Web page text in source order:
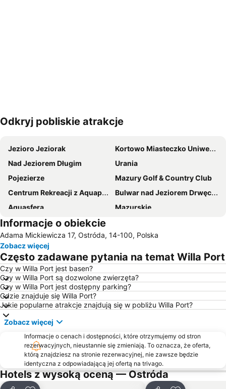
Powiększ mapę
Odkryj pobliskie atrakcje
Jezioro Jeziorak
Kortowo Miasteczko Uniwersyteckie
Nad Jeziorem Długim
Urania
Pojezierze
Mazury Golf & Country Club
Centrum Rekreacji z Aquapark
Bulwar nad Jeziorem Drwęckim
Aquasfera
Mazurskie
Jaroty
Zamek Krzyżacki
Dajtki
Podgrodzie
Śródmieście
Gutkowo
Likusy
Galeria Jeziorak
Jezioro Bądze
Kormoran
Osiedle Kętrzyńskiego
Redykajny
Kartasiówka
Stadion
Brzeziny
Osiedle Generałów
Osiedle Kościuszki
Grunwaldzkie
Informacje o obiekcie
Adama Mickiewicza 17, Ostróda, 14-100, Polska
Zobacz więcej
Często zadawane pytania na temat Willa Port
Czy w Willa Port jest basen?
Czy w Willa Port są dozwolone zwierzęta?
Czy w Willa Port jest dostępny parking?
Gdzie znajduje się Willa Port?
Jakie popularne atrakcje znajdują się w pobliżu Willa Port?
Zobacz więcej
Informacje o cenach i dostępności, które otrzymujemy od stron
rezerwacyjnych, nieustannie się zmieniają. To oznacza, że oferta,
którą znajdziesz na stronie rezerwacyjnej, nie zawsze będzie
identyczna z odpowiadającą jej ofertą na trivago.
Hotels z wysoką oceną — Ostróda